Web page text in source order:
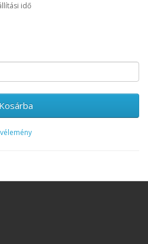
idő
Kosárba